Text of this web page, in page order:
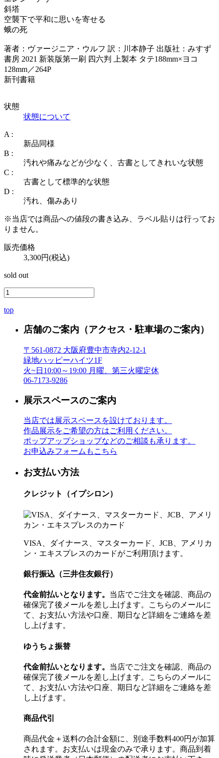
斜塔
空襲下で平和に思いを寄せる
蛾の死
著者：ヴァージニア・ウルフ 訳：川本静子 出版社：みすず
書房 2021 新装版第一刷 四六判 上製本 タテ188mm×ヨコ
128mm／264P
新刊書籍
状態
状態について
A :
新品同様
B :
汚れや痛みなどが少なく、古書としてきれいな状態
C :
古書として標準的な状態
D :
汚れ、傷みあり
※当店では商品への値段の書き込み、ラベル貼りは行ってお
りません。
販売価格
3,300円(税込)
sold out
top
店舗のご案内 （アクセス・駐車場のご案内）
〒561-0872 大阪府豊中市寺内2-12-1
緑地ハッピーハイツ1F
火~日10:00～19:00 月曜、第三火曜定休
06-7173-9286
展示スペースのご案内
当店では展示スペースを設けております。
作品展示をご希望の方はご利用ください。
ポップアップショップなどのご相談も承ります。
お申込みフォームもこちら
お支払い方法
クレジット（イプシロン）
VISA、ダイナース、マスターカード、JCB、アメリカ
ン・エキスプレスのカードがご利用頂けます。
銀行振込（三井住友銀行）
代金前払いとなります。 当店でご注文を確認、商品の
確保完了後メールを差し上げます。こちらのメールに
て、お支払い方法や口座、期日など詳細をご連絡を差
し上げます。
ゆうちょ振替
代金前払いとなります。 当店でご注文を確認、商品の
確保完了後メールを差し上げます。こちらのメールに
て、お支払い方法や口座、期日など詳細をご連絡を差
し上げます。
商品代引
商品代金＋送料の合計金額に、別途手数料400円が加算
されます。お支払いは現金のみで承ります。商品到着